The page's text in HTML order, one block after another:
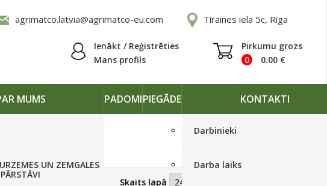
agrimatco.latvia@agrimatco-eu.com Tīraines iela 5c, Rīga
Ienākt / Reģistrēties
Mans profils
Pirkumu grozs
0
0.00 €
MUMS
UN ZEMGALES
PADOMIPIEGĀDE KONTAKTI
Darbinieki
Darba laiks
Skaits lapā